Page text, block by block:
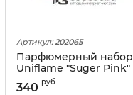
Артикул: 202065
Парфюмерный набор
Uniflame "Suger Pink"
2x50 ml
340 руб